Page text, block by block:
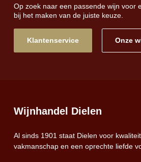
Op zoek naar een passende wijn voor
bij het maken van de juiste keuze.
Klantenservice Onze
Wijnhandel Dielen
Al sinds 1901 staat Dielen voor kwaliteit,
vakmanschap en een oprechte liefde